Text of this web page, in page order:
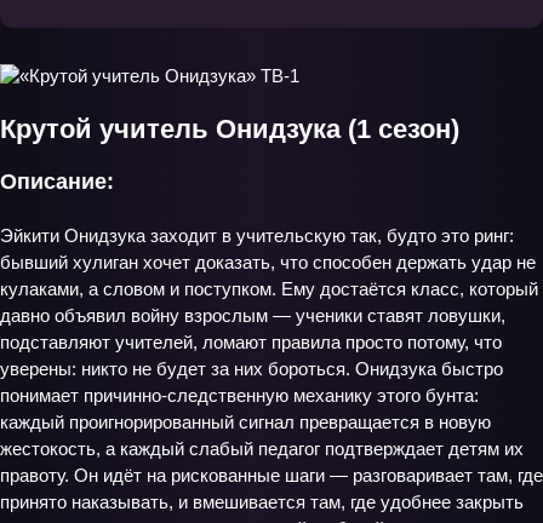
Крутой учитель Онидзука (1 сезон)
Описание:
Эйкити Онидзука заходит в учительскую так, будто это ринг:
бывший хулиган хочет доказать, что способен держать удар не
кулаками, а словом и поступком. Ему достаётся класс, который
давно объявил войну взрослым — ученики ставят ловушки,
подставляют учителей, ломают правила просто потому, что
уверены: никто не будет за них бороться. Онидзука быстро
понимает причинно‑следственную механику этого бунта:
каждый проигнорированный сигнал превращается в новую
жестокость, а каждый слабый педагог подтверждает детям их
правоту. Он идёт на рискованные шаги — разговаривает там, где
принято наказывать, и вмешивается там, где удобнее закрыть